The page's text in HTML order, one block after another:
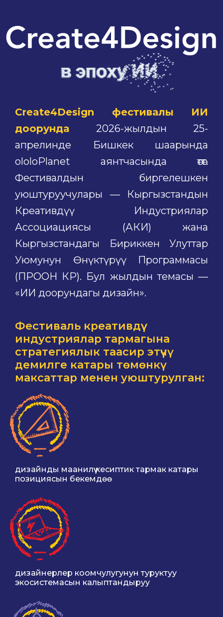
Create4Design фестивалы ИИ
доорунда 2026-жылдын 25-
апрелинде Бишкек шаарында
ololoPlanet аянтчасында өтөт.
Фестивалдын биргелешкен
уюштуруучулары — Кыргызстандын
Креативдүү Индустриялар
Ассоциациясы (АКИ) жана
Кыргызстандагы Бириккен Улуттар
Уюмунун Өнүктүрүү Программасы
(ПРООН КР). Бул жылдын темасы —
«ИИ доорундагы дизайн».
Фестиваль креативдүү
индустриялар тармагына
стратегиялык таасир этүүчү
демилге катары төмөнкү
максаттар менен уюштурулган:
дизайнды маанилүү кесиптик тармак катары
позициясын бекемдөө
дизайнерлер коомчулугунун туруктуу
экосистемасын калыптандыруу